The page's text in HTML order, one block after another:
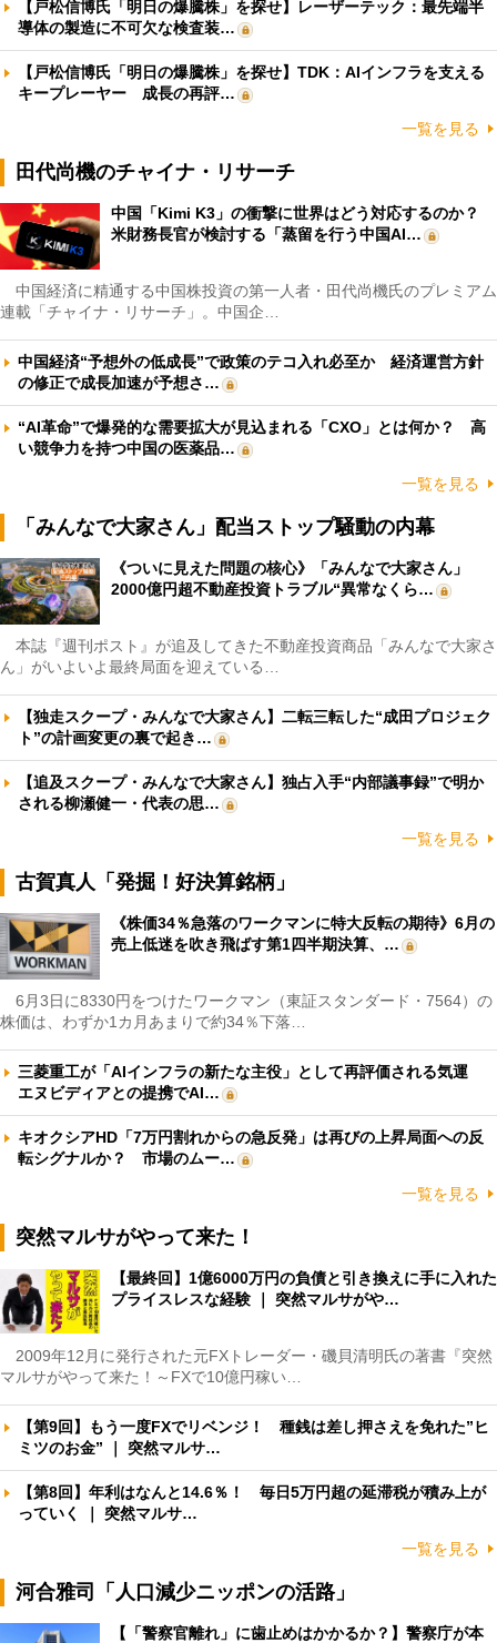
【戸松信博氏「明日の爆騰株」を探せ】レーザーテック：最先端半
導体の製造に不可欠な検査装…
【戸松信博氏「明日の爆騰株」を探せ】TDK：AIインフラを支える
キープレーヤー 成長の再評…
一覧を見る
田代尚機のチャイナ・リサーチ
中国「Kimi K3」の衝撃に世界はどう対応するのか？
米財務長官が検討する「蒸留を行う中国AI…
中国経済に精通する中国株投資の第一人者・田代尚機氏のプレミアム
連載「チャイナ・リサーチ」。中国企…
中国経済“予想外の低成長”で政策のテコ入れ必至か 経済運営方針
の修正で成長加速が予想さ…
“AI革命”で爆発的な需要拡大が見込まれる「CXO」とは何か？ 高
い競争力を持つ中国の医薬品…
一覧を見る
「みんなで大家さん」配当ストップ騒動の内幕
《ついに見えた問題の核心》「みんなで大家さん」
2000億円超不動産投資トラブル“異常なくら…
本誌『週刊ポスト』が追及してきた不動産投資商品「みんなで大家さ
ん」がいよいよ最終局面を迎えている…
【独走スクープ・みんなで大家さん】二転三転した“成田プロジェク
ト”の計画変更の裏で起き…
【追及スクープ・みんなで大家さん】独占入手“内部議事録”で明か
される柳瀬健一・代表の思…
一覧を見る
古賀真人「発掘！好決算銘柄」
《株価34％急落のワークマンに特大反転の期待》6月の
売上低迷を吹き飛ばす第1四半期決算、…
6月3日に8330円をつけたワークマン（東証スタンダード・7564）の
株価は、わずか1カ月あまりで約34％下落…
三菱重工が「AIインフラの新たな主役」として再評価される気運
エヌビディアとの提携でAI…
キオクシアHD「7万円割れからの急反発」は再びの上昇局面への反
転シグナルか？ 市場のムー…
一覧を見る
突然マルサがやって来た！
【最終回】1億6000万円の負債と引き換えに手に入れた
プライスレスな経験 ｜ 突然マルサがや…
2009年12月に発行された元FXトレーダー・磯貝清明氏の著書『突然
マルサがやって来た！～FXで10億円稼い…
【第9回】もう一度FXでリベンジ！ 種銭は差し押さえを免れた”ヒ
ミツのお金” ｜ 突然マルサ…
【第8回】年利はなんと14.6％！ 毎日5万円超の延滞税が積み上が
っていく ｜ 突然マルサ…
一覧を見る
河合雅司「人口減少ニッポンの活路」
【「警察官離れ」に歯止めはかかるか？】警察庁が本